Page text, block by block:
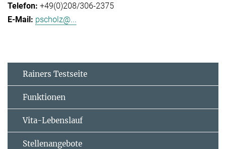
+49(0)208/306-2375
pscholz@...
Rainers Testseite
Funktionen
Vita-Lebenslauf
Stellenangebote